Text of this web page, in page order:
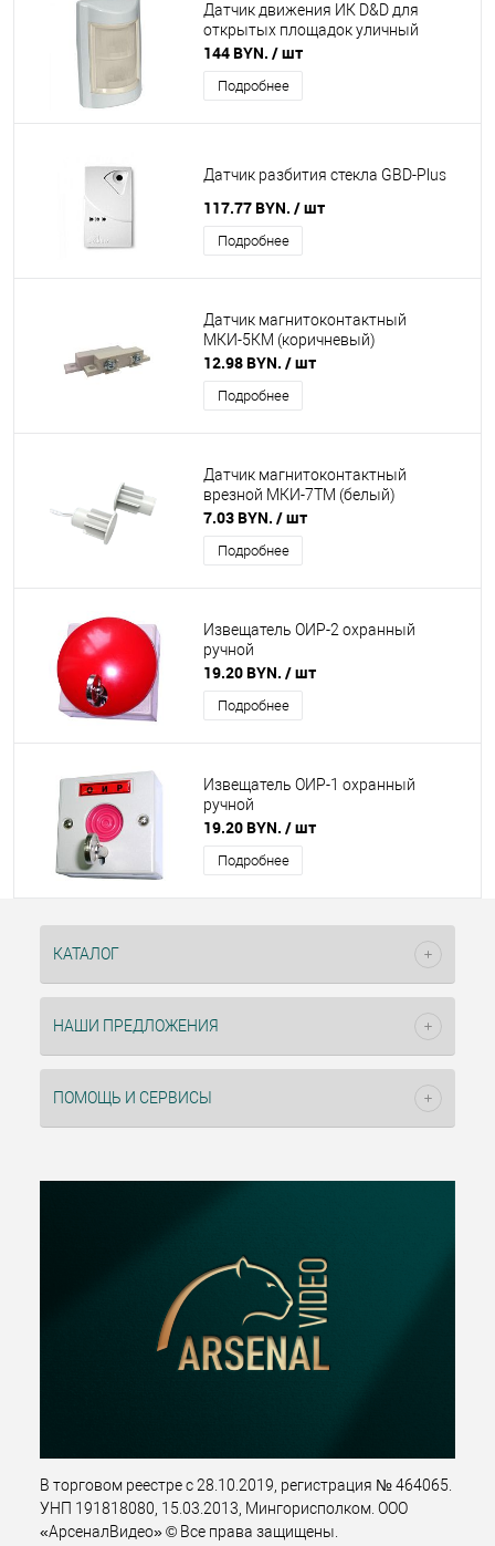
Датчик движения ИК D&D для
открытых площадок уличный
144 BYN. / шт
Подробнее
Датчик разбития стекла GBD-Plus
117.77 BYN. / шт
Подробнее
Датчик магнитоконтактный
МКИ-5КМ (коричневый)
12.98 BYN. / шт
Подробнее
Датчик магнитоконтактный
врезной МКИ-7ТМ (белый)
7.03 BYN. / шт
Подробнее
Извещатель ОИР-2 охранный
ручной
19.20 BYN. / шт
Подробнее
Извещатель ОИР-1 охранный
ручной
19.20 BYN. / шт
Подробнее
КАТАЛОГ
НАШИ ПРЕДЛОЖЕНИЯ
ПОМОЩЬ И СЕРВИСЫ
В торговом реестре с 28.10.2019, регистрация № 464065.
УНП 191818080, 15.03.2013, Мингорисполком. ООО
«АрсеналВидео» © Все права защищены.